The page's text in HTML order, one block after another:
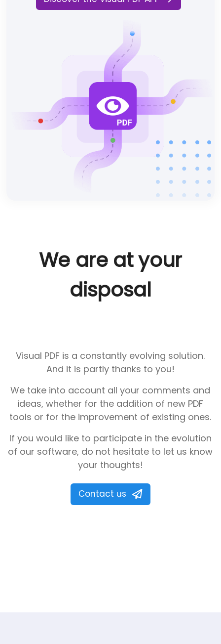
We are at your
disposal
Visual PDF is a constantly evolving solution.
And it is partly thanks to you!
We take into account all your comments and
ideas, whether for the addition of new PDF
tools or for the improvement of existing ones.
If you would like to participate in the evolution
of our software, do not hesitate to let us know
your thoughts!
Contact us